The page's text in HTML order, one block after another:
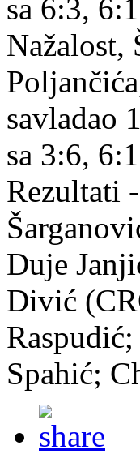
sa 6:3,
Nažalost,
savladao
sa 3:6,
Rezultati
Duje
Divić
Spahić;